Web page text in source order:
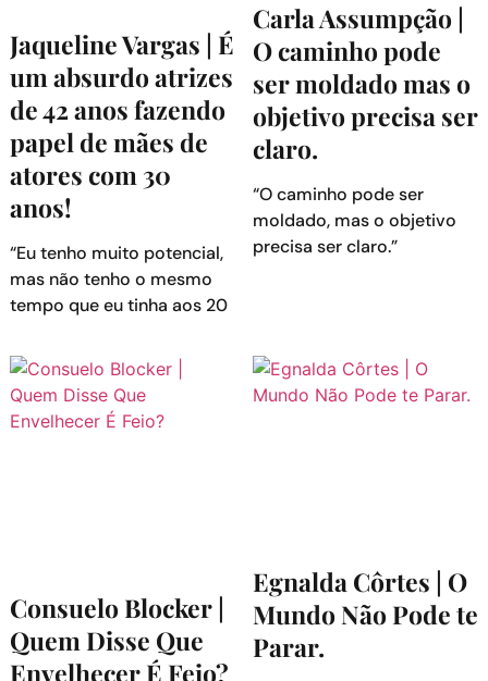
Jaqueline Vargas | É
um absurdo atrizes
de 42 anos fazendo
papel de mães de
atores com 30
anos!
“Eu tenho muito potencial,
mas não tenho o mesmo
tempo que eu tinha aos 20
Carla Assumpção |
O caminho pode
ser moldado mas o
objetivo precisa ser
claro.
“O caminho pode ser
moldado, mas o objetivo
precisa ser claro.”
Consuelo Blocker |
Quem Disse Que
Envelhecer É Feio?
Egnalda Côrtes | O
Mundo Não Pode te
Parar.